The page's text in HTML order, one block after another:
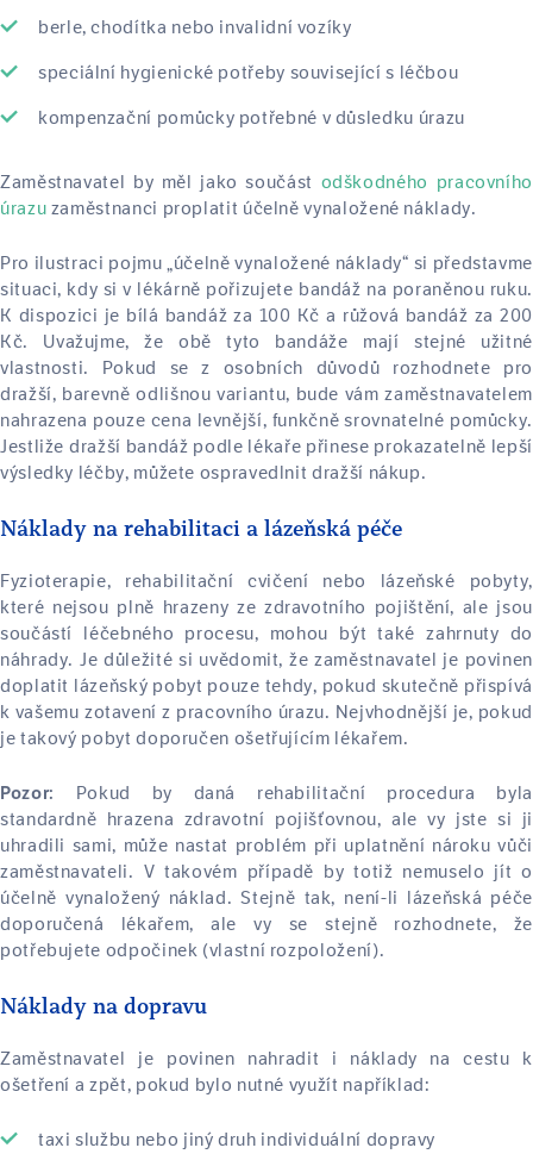
berle, chodítka nebo invalidní vozíky
speciální hygienické potřeby související s léčbou
kompenzační pomůcky potřebné v důsledku úrazu
Zaměstnavatel by měl jako součást odškodného pracovního
úrazu zaměstnanci proplatit účelně vynaložené náklady.
Pro ilustraci pojmu „účelně vynaložené náklady“ si představme
situaci, kdy si v lékárně pořizujete bandáž na poraněnou ruku.
K dispozici je bílá bandáž za 100 Kč a růžová bandáž za 200
Kč. Uvažujme, že obě tyto bandáže mají stejné užitné
vlastnosti. Pokud se z osobních důvodů rozhodnete pro
dražší, barevně odlišnou variantu, bude vám zaměstnavatelem
nahrazena pouze cena levnější, funkčně srovnatelné pomůcky.
Jestliže dražší bandáž podle lékaře přinese prokazatelně lepší
výsledky léčby, můžete ospravedlnit dražší nákup.
Náklady na rehabilitaci a lázeňská péče
Fyzioterapie, rehabilitační cvičení nebo lázeňské pobyty,
které nejsou plně hrazeny ze zdravotního pojištění, ale jsou
součástí léčebného procesu, mohou být také zahrnuty do
náhrady. Je důležité si uvědomit, že zaměstnavatel je povinen
doplatit lázeňský pobyt pouze tehdy, pokud skutečně přispívá
k vašemu zotavení z pracovního úrazu. Nejvhodnější je, pokud
je takový pobyt doporučen ošetřujícím lékařem.
Pozor:
Pokud by daná rehabilitační procedura byla
standardně hrazena zdravotní pojišťovnou, ale vy jste si ji
uhradili sami, může nastat problém při uplatnění nároku vůči
zaměstnavateli. V takovém případě by totiž nemuselo jít o
účelně vynaložený náklad. Stejně tak, není-li lázeňská péče
doporučená lékařem, ale vy se stejně rozhodnete, že
potřebujete odpočinek (vlastní rozpoložení).
Náklady na dopravu
Zaměstnavatel je povinen nahradit i náklady na cestu k
ošetření a zpět, pokud bylo nutné využít například:
taxi službu nebo jiný druh individuální dopravy